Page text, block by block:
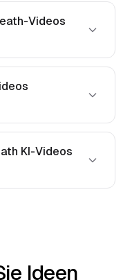
Videos
KI-Videos
Ideen